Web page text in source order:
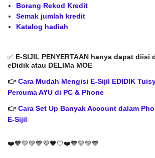
Borang Rekod Kredit
Semak jumlah kredit
Katalog hadiah
✅ E-SIJIL PENYERTAAN hanya dapat diisi
eDidik atau DELIMa MOE
👉Cara Mudah Mengisi E-Sijil EDIDIK
Percuma AYU di PC & Phone
👉Cara Set Up Banyak Account dalam
E-Sijil
❤️🧡💛💚💙💜🖤🤍❤️🧡💛💚💙